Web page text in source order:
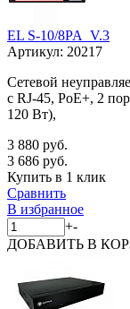
EL S-10/8PA_V.3
Артикул: 20217
Сетевой
с RJ-45, PoE+, 2
120 Вт),
3 880 руб.
3 686 руб.
Купить в 1 клик
Сравнить
В избранное
+-
ДОБАВИТЬ В